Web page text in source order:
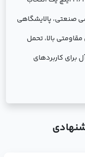
صنعتی، پالایشگاهی
بالا، تحمل
برای کاربردهای